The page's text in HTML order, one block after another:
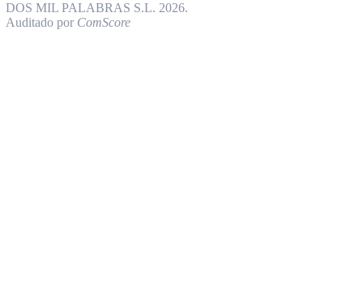
DOS MIL PALABRAS S.L. 2026.
Auditado por ComScore